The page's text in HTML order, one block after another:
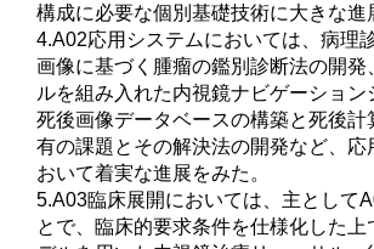
構成に必要な個別基礎技術に大きな進
4.A02応用システムにおいては、病理
画像に基づく腫瘤の鑑別診断法の開発
ルを組み入れた内視鏡ナビゲーション
死後画像データベースの構築と死後計
有の課題とその解決法の開発など、応
おいて着実な進展をみた。
5.A03臨床展開においては、主として
とで、臨床的要求条件を仕様化した上